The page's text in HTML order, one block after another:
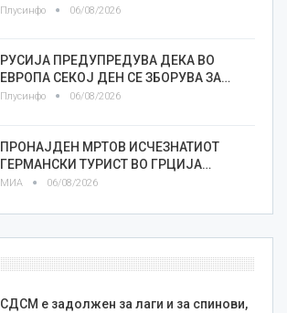
Плусинфо 06/08/2026
РУСИЈА ПРЕДУПРЕДУВА ДЕКА ВО
ЕВРОПА СЕКОЈ ДЕН СЕ ЗБОРУВА ЗА…
Плусинфо 06/08/2026
ПРОНАЈДЕН МРТОВ ИСЧЕЗНАТИОТ
ГЕРМАНСКИ ТУРИСТ ВО ГРЦИЈА…
МИА 06/08/2026
СДСМ е задолжен за лаги и за спинови,